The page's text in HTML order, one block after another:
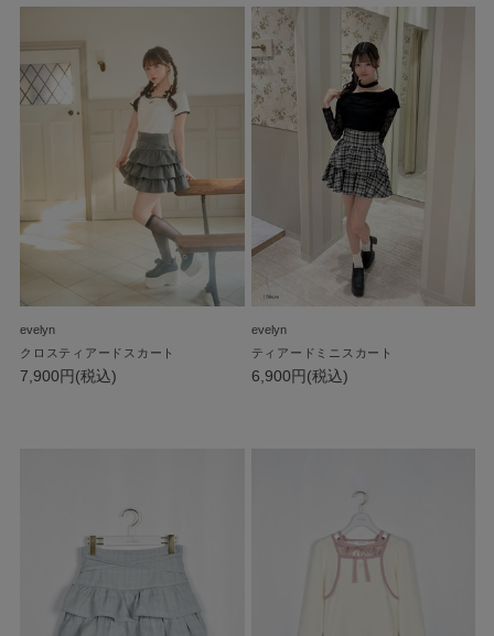
evelyn
クロスティアードスカート
7,900円(税込)
evelyn
ティアードミニスカート
6,900円(税込)